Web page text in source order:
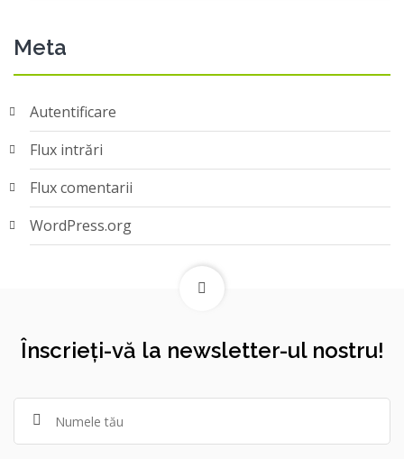
Meta
Autentificare
Flux intrări
Flux comentarii
WordPress.org
Înscrieți-vă la newsletter-ul nostru!